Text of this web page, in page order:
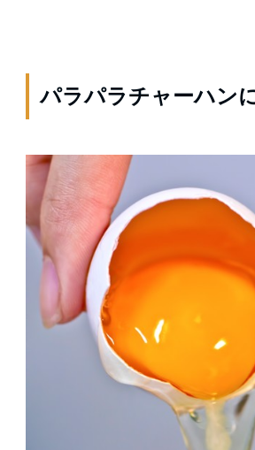
パラパラチャーハン